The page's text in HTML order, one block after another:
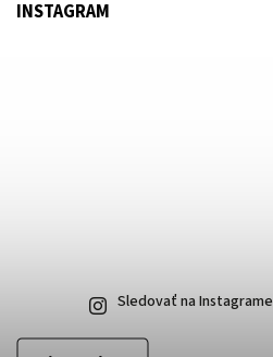
INSTAGRAM
Sledovať na Instagrame